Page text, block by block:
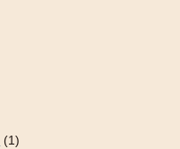
(1)